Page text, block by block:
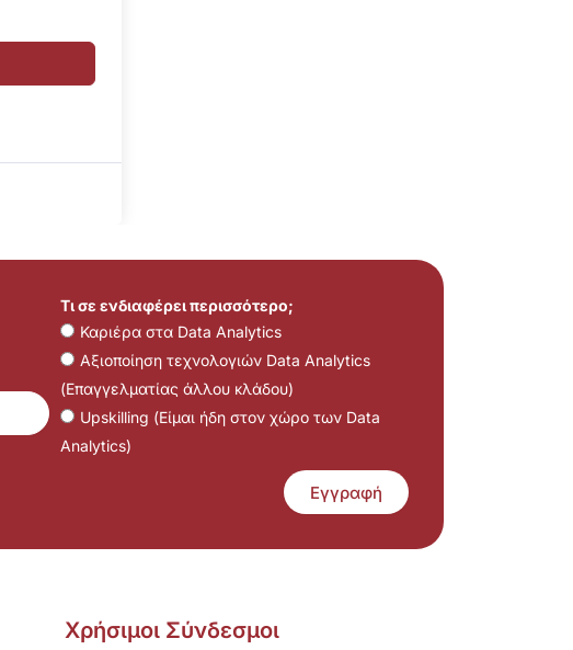
Τι σε ενδιαφέρει περισσότερο;
Καριέρα στα Data Analytics
Αξιοποίηση τεχνολογιών Data Analytics
(Επαγγελματίας άλλου κλάδου)
Upskilling (Είμαι ήδη στον χώρο των Data
Analytics)
Εγγραφή
Χρήσιμοι Σύνδεσμοι